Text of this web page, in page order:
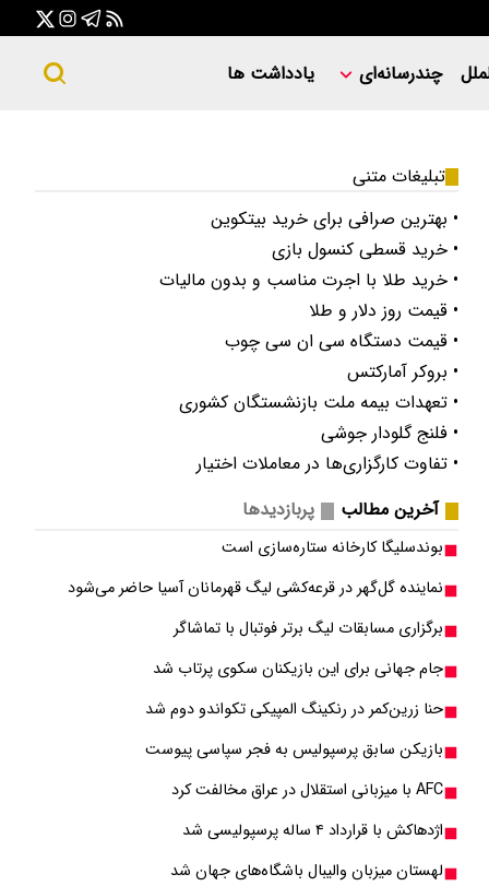
چندرسانه‌ای یادداشت ها
تبلیغات متنی
• بهترین صرافی برای خرید بیتکوین
• خرید قسطی کنسول بازی
• خرید طلا با اجرت مناسب و بدون مالیات
• قیمت روز دلار و طلا
• قیمت دستگاه سی ان سی چوب
• بروکر آمارکتس
• تعهدات بیمه ملت بازنشستگان کشوری
• فلنج گلودار جوشی
• تفاوت کارگزاری‌ها در معاملات اختیار
آخرین مطالب
پربازدیدها
بوندسلیگا کارخانه ستاره‌سازی است
نماینده گل‌گهر در قرعه‌کشی لیگ قهرمانان آسیا حاضر می‌شود
برگزاری مسابقات لیگ برتر فوتبال با تماشاگر
جام جهانی برای این بازیکنان سکوی پرتاب شد
حنا زرین‌کمر در رنکینگ المپیکی تکواندو دوم شد
بازیکن سابق پرسپولیس به فجر سپاسی پیوست
AFC با میزبانی استقلال در عراق مخالفت کرد
اژدهاکش با قرارداد ۴ ساله پرسپولیسی شد
لهستان میزبان والیبال باشگاه‌های جهان شد